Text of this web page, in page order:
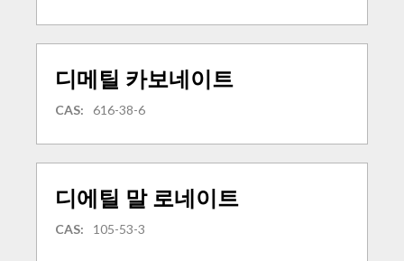
디메틸 카보네이트
CAS: 616-38-6
디에틸 말 로네이트
CAS: 105-53-3